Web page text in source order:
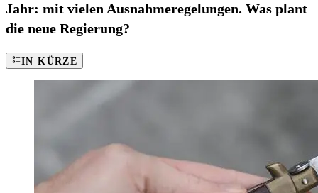
Jahr: mit vielen Ausnahmeregelungen. Was plant
die neue Regierung?
IN KÜRZE